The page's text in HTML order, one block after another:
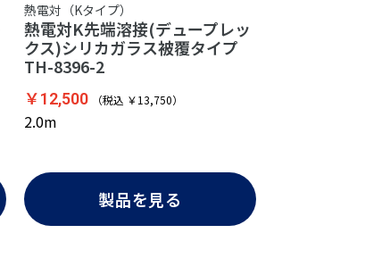
熱電対（Kタイプ）
熱電対K先端溶接(デュープレッ
クス)シリカガラス被覆タイプ
TH-8396-2
￥12,500 （税込 ￥13,750）
2.0m
製品を見る